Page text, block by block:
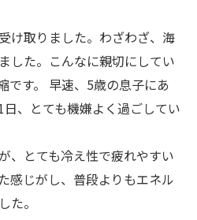
け取りました。わざわざ、海
した。こんなに親切にしてい
です。 早速、5歳の息子にあ
、とても機嫌よく過ごしてい
、とても冷え性で疲れやすい
感じがし、普段よりもエネル
た。